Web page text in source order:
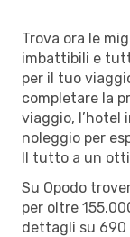
Trova ora le
imbattibili e
per il tuo
completare la
viaggio, l’hotel
noleggio per
Il tutto a un
Su Opodo
per oltre
dettagli su 690